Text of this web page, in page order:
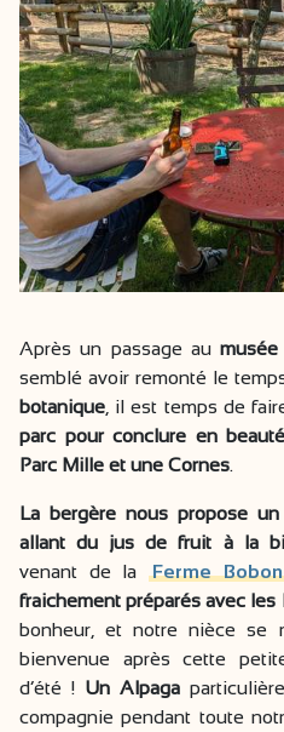
Après un passage aumusée
semblé avoir remonté le
botanique , il est temps de
parc pour conclure en
Parc Mille et une Cornes.
La bergère nous propose
allant du jus de fruit à la
venant de laFerme Bobon
fraichement préparés avec les
bonheur, et notre nièce se
bienvenue après cette
d’été ! Un Alpaga
compagnie pendant toute